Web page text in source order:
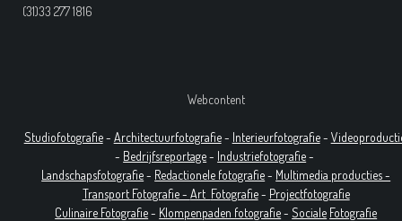
(31)33 277 1816
Webcontent
Studiofotografie- Architectuurfotografie- Interieurfotografie-
- Bedrijfsreportage- Industriefotografie-
Landschapsfotografie- Redactionele fotografie- Multimedia producties -
Transport Fotografie - Art Fotografie- Projectfotografie
Culinaire Fotografie- Klompenpaden fotografie-Sociale Fotografie